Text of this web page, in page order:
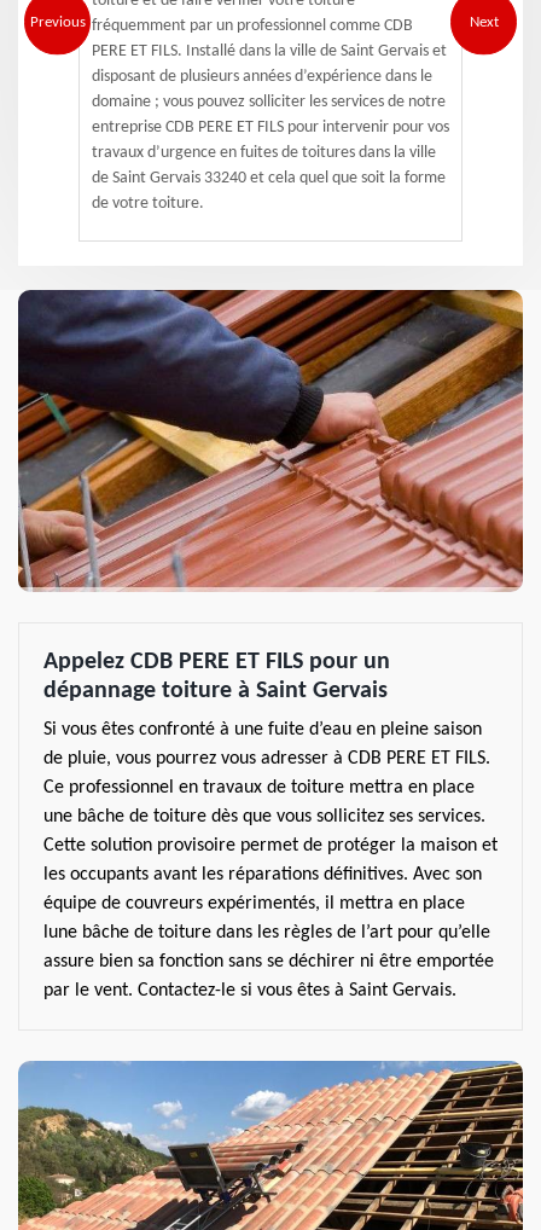
Previous fréquemment par un professionnel comme CDB
PERE ET FILS. Installé dans la ville de Saint Gervais et
disposant de plusieurs années d’expérience dans le
domaine ; vous pouvez solliciter les services de notre
entreprise CDB PERE ET FILS pour intervenir pour vos
travaux d’urgence en fuites de toitures dans la ville
de Saint Gervais 33240 et cela quel que soit la forme
de votre toiture.
Next
Appelez CDB PERE ET FILS pour un
dépannage toiture à Saint Gervais
Si vous êtes confronté à une fuite d’eau en pleine saison
de pluie, vous pourrez vous adresser à CDB PERE ET FILS.
Ce professionnel en travaux de toiture mettra en place
une bâche de toiture dès que vous sollicitez ses services.
Cette solution provisoire permet de protéger la maison et
les occupants avant les réparations définitives. Avec son
équipe de couvreurs expérimentés, il mettra en place
lune bâche de toiture dans les règles de l’art pour qu’elle
assure bien sa fonction sans se déchirer ni être emportée
par le vent. Contactez-le si vous êtes à Saint Gervais.